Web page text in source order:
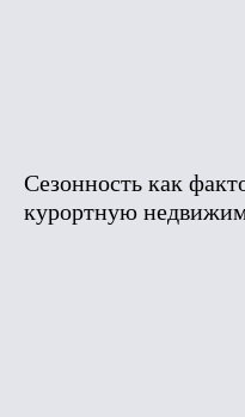
Сезонность как
курортную